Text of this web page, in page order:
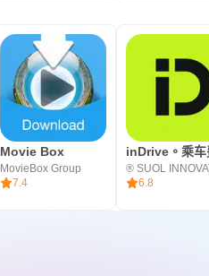
Movie Box
MovieBox Group
7.4
6.8